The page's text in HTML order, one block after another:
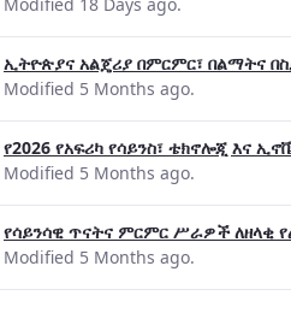
ኢትዮጵያና አልጄሪያ በምርምር፣ በልማትና
Modified 5 Months ago.
የ2026 የአፍሪካ የሳይንስ፣ ቴክኖሎጂ እና
Modified 5 Months ago.
የሳይንሳዊ ጥናትና ምርምር ሥራዎች
Modified 5 Months ago.